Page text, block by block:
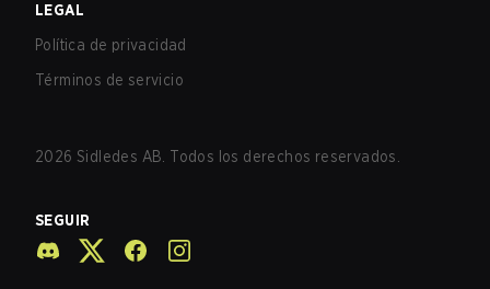
LEGAL
Política de privacidad
Términos de servicio
2026 Sidledes AB. Todos los derechos reservados.
SEGUIR